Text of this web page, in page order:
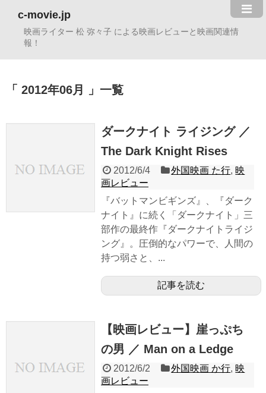
c-movie.jp
映画ライター 松 弥々子 による映画レビューと映画関連情
報！
2012年06月 一覧
ダークナイト ライジング ／
The Dark Knight Rises
2012/6/4 外国映画 た行, 映
画レビュー
『バットマンビギンズ』、『ダーク
ナイト』に続く「ダークナイト」三
部作の最終作『ダークナイトライジ
ング』。圧倒的なパワーで、人間の
持つ弱さと、...
記事を読む
【映画レビュー】崖っぷち
の男 ／ Man on a Ledge
2012/6/2 外国映画 か行, 映
画レビュー